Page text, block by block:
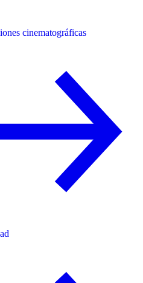
cinematográficas